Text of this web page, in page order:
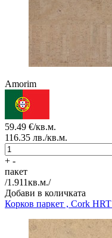
Amorim
59.49 €/кв.м.
116.35 лв./кв.м.
+ -
пакет
/1.911кв.м./
Добави в количката
Корков паркет , Cork HRT